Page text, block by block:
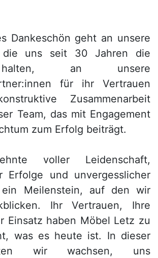
Dankeschön geht an unsere
die uns seit 30 Jahren die
an unsere
für ihr Vertrauen
Zusammenarbeit
Team, das mit Engagement
zum Erfolg beiträgt.
voller Leidenschaft,
Erfolge und unvergesslicher
Meilenstein, auf den wir
Ihr Vertrauen, Ihre
Einsatz haben Möbel Letz zu
was es heute ist. In dieser
wir wachsen, uns